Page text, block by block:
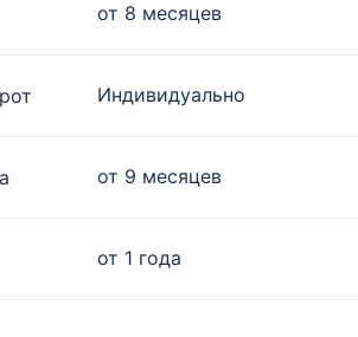
от 8 месяцев
Индивидуально
от 9 месяцев
от 1 года